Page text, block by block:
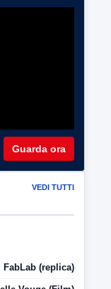
Guarda ora
VEDI TUTTI
FabLab (replica)